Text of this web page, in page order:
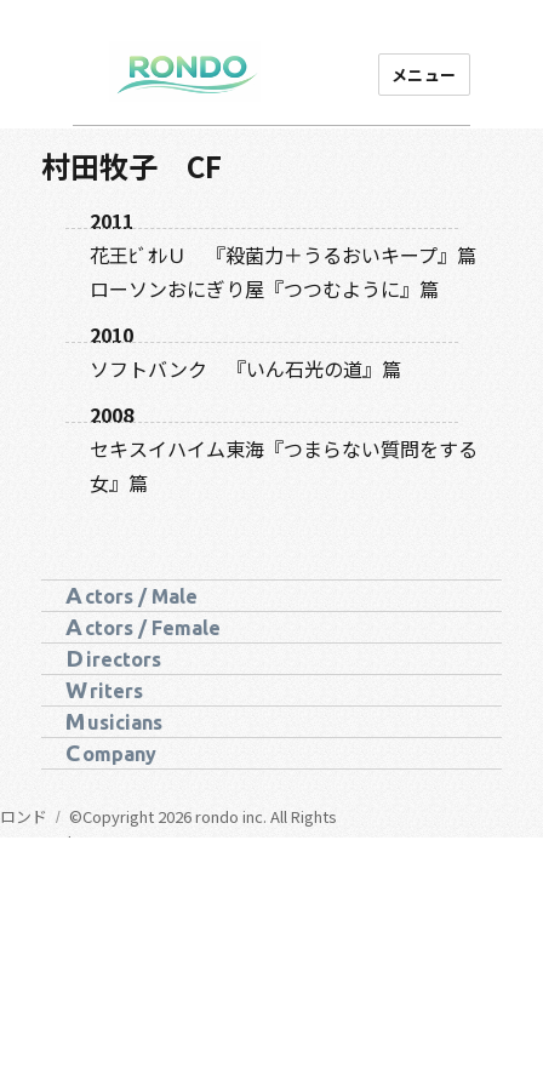
ロンド
芸能プロダクション
メニュー
村田牧子 CF
2011
花王ﾋﾞｵﾚＵ 『殺菌力＋うるおいキープ』篇
ローソンおにぎり屋『つつむように』篇
2010
ソフトバンク 『いん石光の道』篇
2008
セキスイハイム東海『つまらない質問をする
女』篇
A ctors / Male
A ctors / Female
D irectors
Writers
M usicians
Company
ロンド
©Copyright 2026 rondo inc. All Rights
Reserved.